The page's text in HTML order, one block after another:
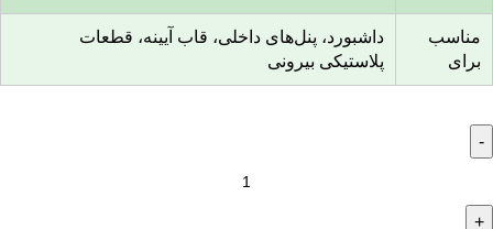
مناسب
برای
داشبورد، پنل‌های داخلی، قاب آیینه، قطعات
پلاستیکی بیرونی